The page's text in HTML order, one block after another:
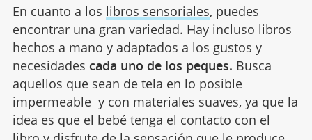
En cuanto a los libros sensoriales, puedes
encontrar una gran variedad. Hay incluso libros
hechos a mano y adaptados a los gustos y
necesidades cada uno de los peques. Busca
aquellos que sean de tela en lo posible
impermeable y con materiales suaves, ya que la
idea es que el bebé tenga el contacto con el